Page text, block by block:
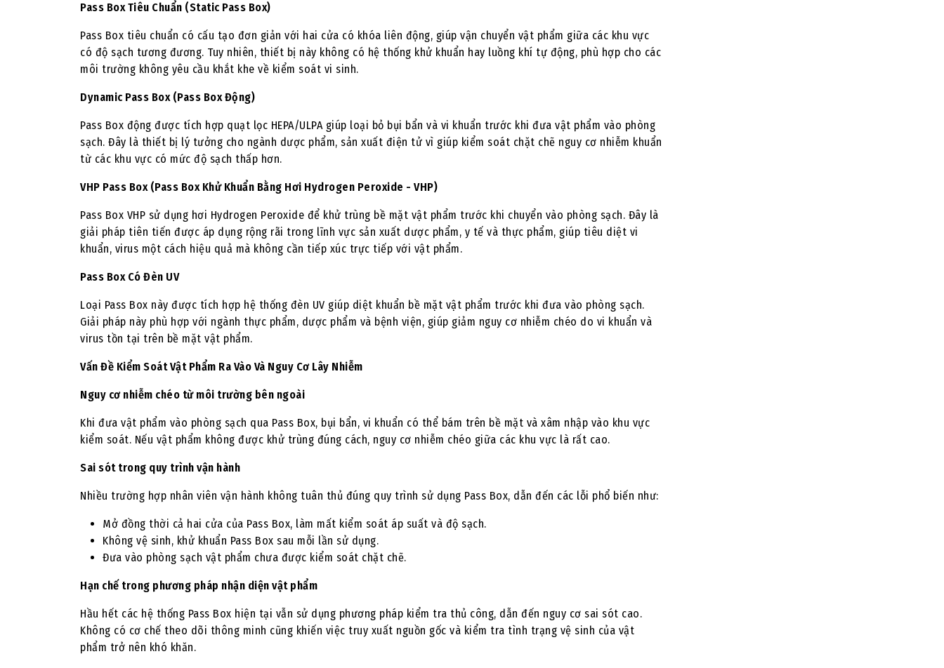
Pass Box Tiêu Chuẩn (Static Pass Box)
Pass Box tiêu chuẩn có cấu tạo đơn giản với hai cửa có khóa liên động, giúp vận chuyển vật phẩm giữa các khu vực
có độ sạch tương đương. Tuy nhiên, thiết bị này không có hệ thống khử khuẩn hay luồng khí tự động, phù hợp cho các
môi trường không yêu cầu khắt khe về kiểm soát vi sinh.
Dynamic Pass Box (Pass Box Động)
Pass Box động được tích hợp quạt lọc HEPA/ULPA giúp loại bỏ bụi bẩn và vi khuẩn trước khi đưa vật phẩm vào phòng
sạch. Đây là thiết bị lý tưởng cho ngành dược phẩm, sản xuất điện tử vì giúp kiểm soát chặt chẽ nguy cơ nhiễm khuẩn
từ các khu vực có mức độ sạch thấp hơn.
VHP Pass Box (Pass Box Khử Khuẩn Bằng Hơi Hydrogen Peroxide - VHP)
Pass Box VHP sử dụng hơi Hydrogen Peroxide để khử trùng bề mặt vật phẩm trước khi chuyển vào phòng sạch. Đây là
giải pháp tiên tiến được áp dụng rộng rãi trong lĩnh vực sản xuất dược phẩm, y tế và thực phẩm, giúp tiêu diệt vi
khuẩn, virus một cách hiệu quả mà không cần tiếp xúc trực tiếp với vật phẩm.
Pass Box Có Đèn UV
Loại Pass Box này được tích hợp hệ thống đèn UV giúp diệt khuẩn bề mặt vật phẩm trước khi đưa vào phòng sạch.
Giải pháp này phù hợp với ngành thực phẩm, dược phẩm và bệnh viện, giúp giảm nguy cơ nhiễm chéo do vi khuẩn và
virus tồn tại trên bề mặt vật phẩm.
Vấn Đề Kiểm Soát Vật Phẩm Ra Vào Và Nguy Cơ Lây Nhiễm
Nguy cơ nhiễm chéo từ môi trường bên ngoài
Khi đưa vật phẩm vào phòng sạch qua Pass Box, bụi bẩn, vi khuẩn có thể bám trên bề mặt và xâm nhập vào khu vực
kiểm soát. Nếu vật phẩm không được khử trùng đúng cách, nguy cơ nhiễm chéo giữa các khu vực là rất cao.
Sai sót trong quy trình vận hành
Nhiều trường hợp nhân viên vận hành không tuân thủ đúng quy trình sử dụng Pass Box, dẫn đến các lỗi phổ biến như:
Mở đồng thời cả hai cửa của Pass Box, làm mất kiểm soát áp suất và độ sạch.
Không vệ sinh, khử khuẩn Pass Box sau mỗi lần sử dụng.
Đưa vào phòng sạch vật phẩm chưa được kiểm soát chặt chẽ.
Hạn chế trong phương pháp nhận diện vật phẩm
Hầu hết các hệ thống Pass Box hiện tại vẫn sử dụng phương pháp kiểm tra thủ công, dẫn đến nguy cơ sai sót cao.
Không có cơ chế theo dõi thông minh cũng khiến việc truy xuất nguồn gốc và kiểm tra tình trạng vệ sinh của vật
phẩm trở nên khó khăn.